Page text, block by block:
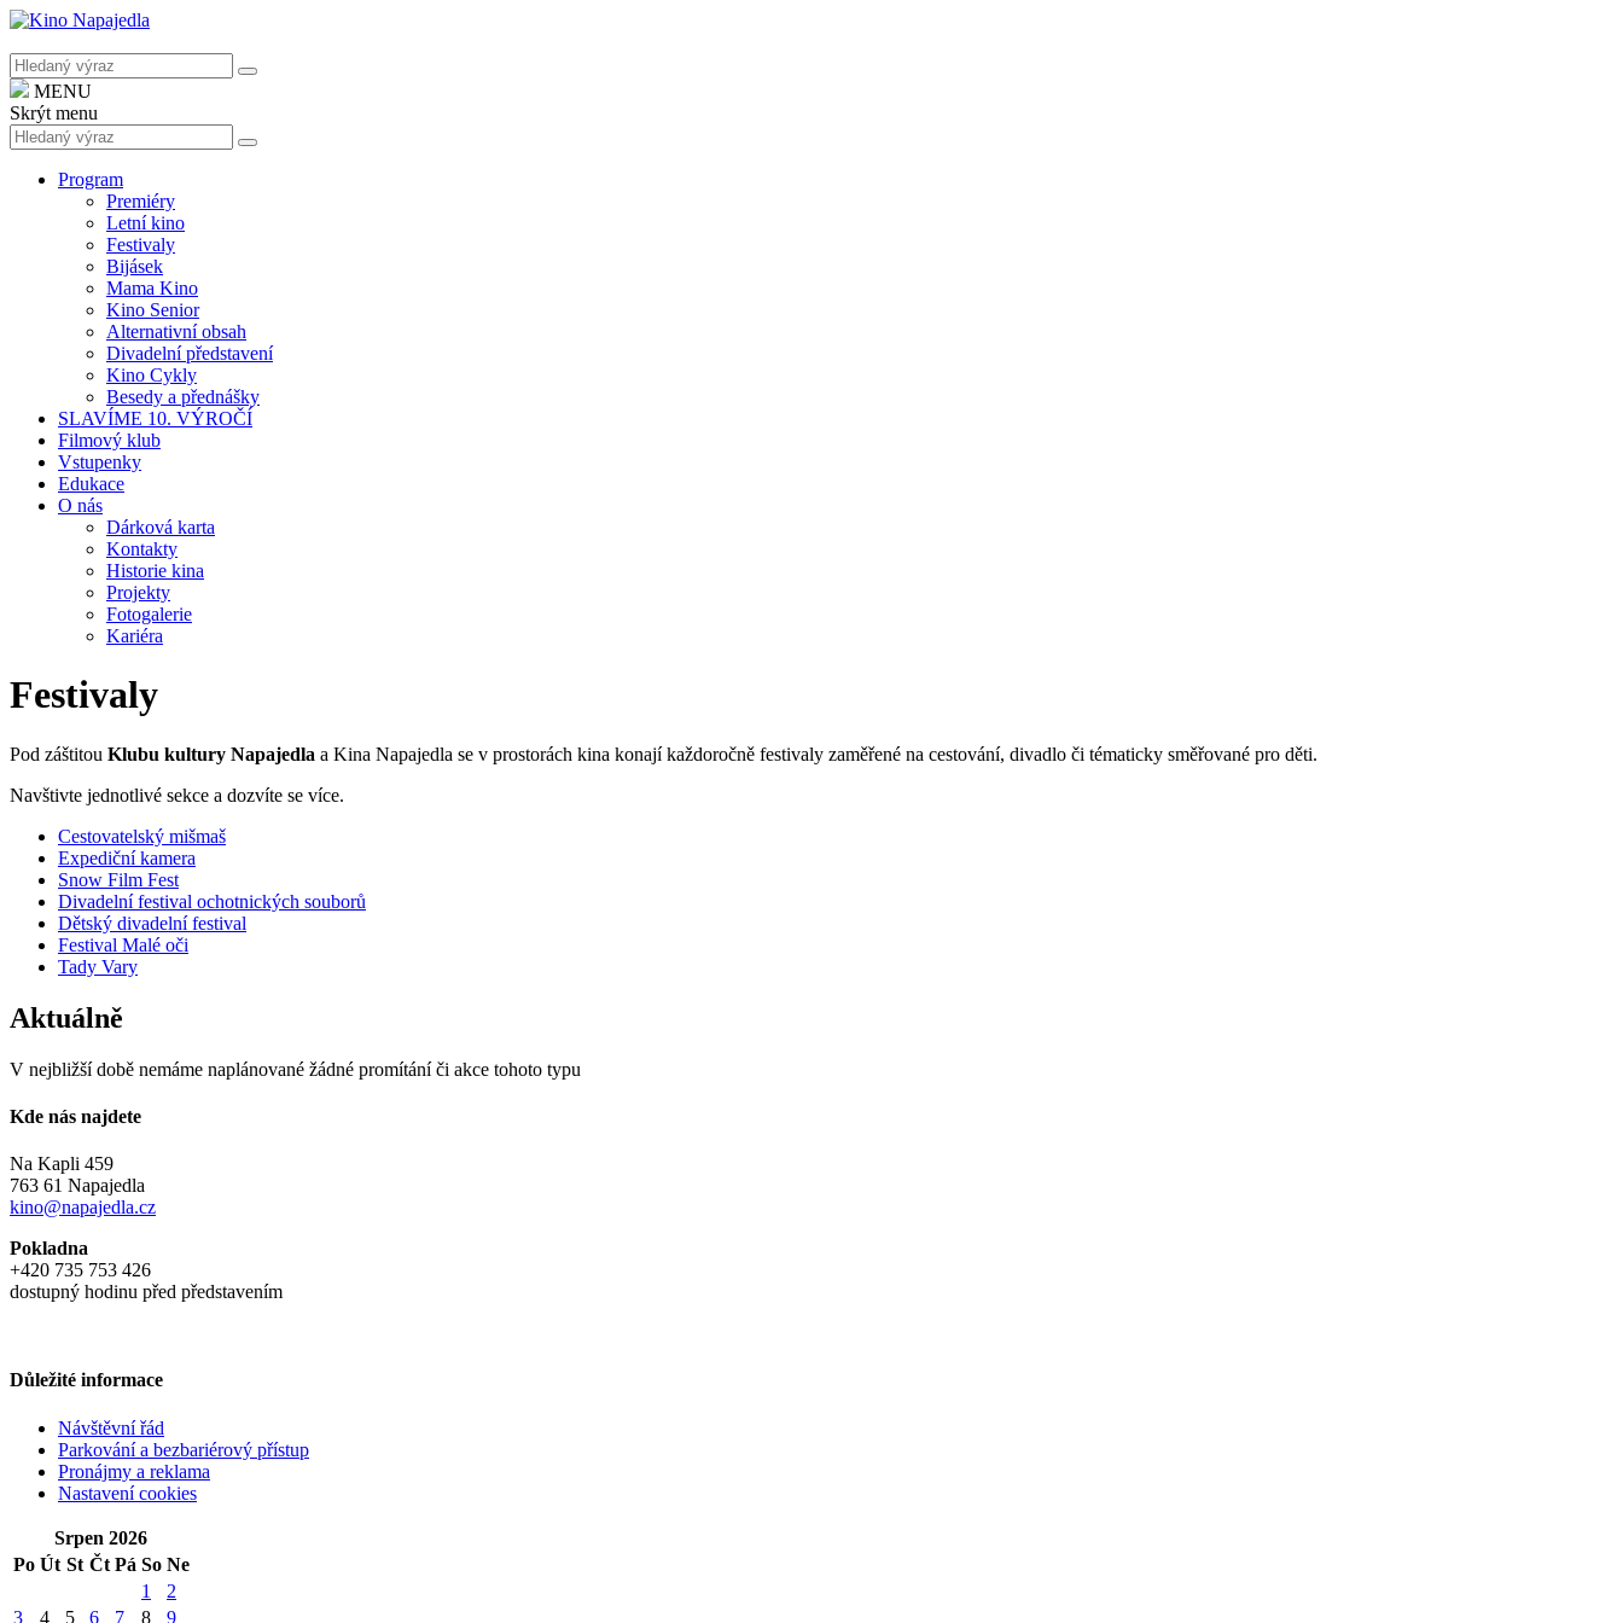
MENU
Skrýt menu
Program
Premiéry
Letní kino
Festivaly
Bijásek
Mama Kino
Kino Senior
Alternativní obsah
Divadelní představení
Kino Cykly
Besedy a přednášky
SLAVÍME 10. VÝROČÍ
Filmový klub
Vstupenky
Edukace
O nás
Dárková karta
Kontakty
Historie kina
Projekty
Fotogalerie
Kariéra
Festivaly
Pod záštitou Klubu kultury Napajedla a Kina Napajedla se v prostorách kina konají každoročně festivaly zaměřené na cestování, divadlo či tématicky směřované pro děti.
Navštivte jednotlivé sekce a dozvíte se více.
Cestovatelský mišmaš
Expediční kamera
Snow Film Fest
Divadelní festival ochotnických souborů
Dětský divadelní festival
Festival Malé oči
Tady Vary
Aktuálně
V nejbližší době nemáme naplánované žádné promítání či akce tohoto typu
Kde nás najdete
Na Kapli 459
763 61 Napajedla
kino@napajedla.cz
Pokladna
+420 735 753 426
dostupný hodinu před představením
Důležité informace
Návštěvní řád
Parkování a bezbariérový přístup
Pronájmy a reklama
Nastavení cookies
Srpen 2026
Po Út St Čt Pá So Ne
1
2
3
4 5 6 7 8 9